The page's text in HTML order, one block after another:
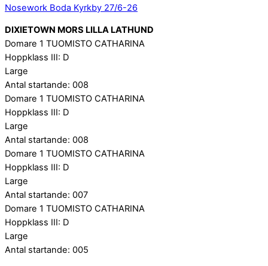
Nosework Boda Kyrkby 27/6-26
DIXIETOWN MORS LILLA LATHUND
Domare 1 TUOMISTO CATHARINA
Hoppklass III: D
Large
Antal startande: 008
Domare 1 TUOMISTO CATHARINA
Hoppklass III: D
Large
Antal startande: 008
Domare 1 TUOMISTO CATHARINA
Hoppklass III: D
Large
Antal startande: 007
Domare 1 TUOMISTO CATHARINA
Hoppklass III: D
Large
Antal startande: 005